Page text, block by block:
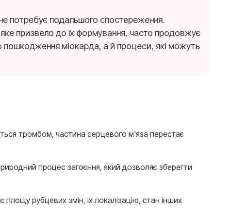
потребує подальшого спостереження.
призвело до їх формування, часто продовжує
міокарда, а й процеси, які можуть
тромбом, частина серцевого м'яза перестає
процес загоєння, який дозволяє зберегти
рубцевих змін, їх локалізацію, стан інших